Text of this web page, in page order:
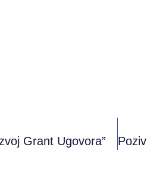
Grant Ugovora”